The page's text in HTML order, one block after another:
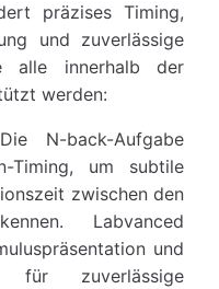
präzises Timing,
und zuverlässige
alle innerhalb der
werden:
N-back-Aufgabe
Timing, um subtile
zwischen den
Labvanced
und
für zuverlässige